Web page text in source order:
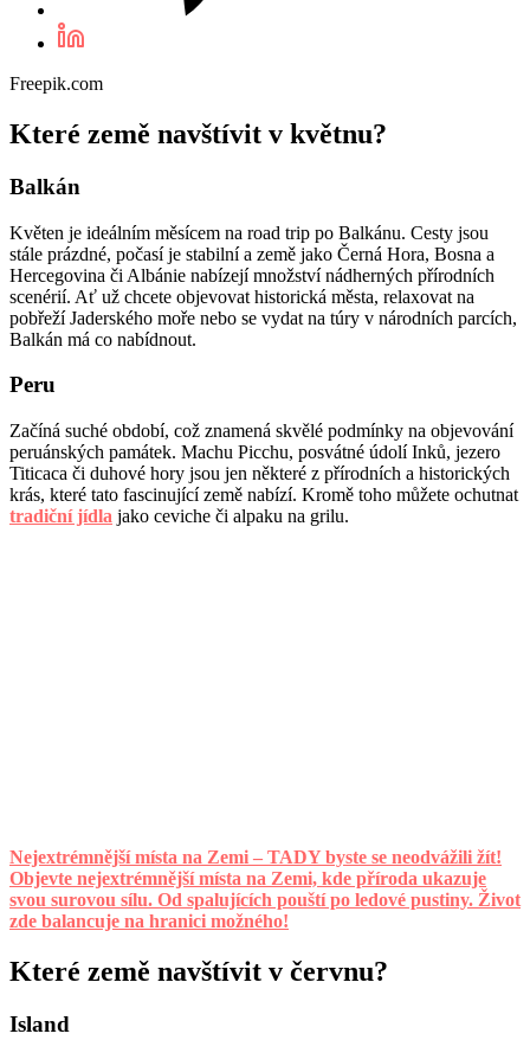
Freepik.com
Které země navštívit v květnu?
Balkán
Květen je ideálním měsícem na road trip po Balkánu. Cesty jsou
stále prázdné, počasí je stabilní a země jako Černá Hora, Bosna a
Hercegovina či Albánie nabízejí množství nádherných přírodních
scenérií. Ať už chcete objevovat historická města, relaxovat na
pobřeží Jaderského moře nebo se vydat na túry v národních parcích,
Balkán má co nabídnout.
Peru
Začíná suché období, což znamená skvělé podmínky na objevování
peruánských památek. Machu Picchu, posvátné údolí Inků, jezero
Titicaca či duhové hory jsou jen některé z přírodních a historických
krás, které tato fascinující země nabízí. Kromě toho můžete ochutnat
tradiční jídla jako ceviche či alpaku na grilu.
Nejextrémnější místa na Zemi – TADY byste se neodvážili žít!
Objevte nejextrémnější místa na Zemi, kde příroda ukazuje
svou surovou sílu. Od spalujících pouští po ledové pustiny. Život
zde balancuje na hranici možného!
Které země navštívit v červnu?
Island